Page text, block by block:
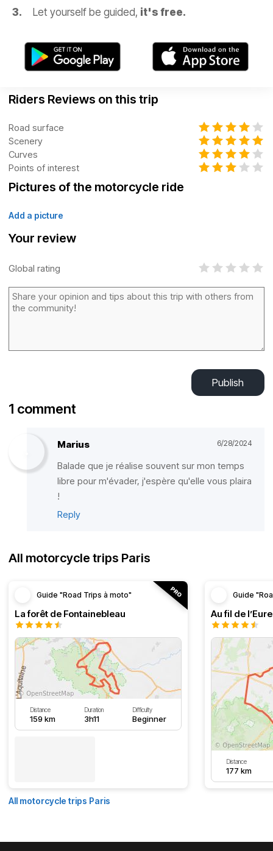
Let yourself be guided, it's free.
Riders Reviews on this trip
Road surface
Scenery
Curves
Points of interest
Pictures of the motorcycle ride
Add a picture
Your review
Global rating
Publish
1 comment
Marius 6/28/2024
Balade que je réalise souvent sur mon temps
libre pour m'évader, j'espère qu'elle vous plaira
!
Reply
All motorcycle trips Paris
Guide "Road Trips à moto"
La forêt de Fontainebleau
Distance
159 km
Duration
3h11
Difficulty
Beginner
Guide
Au fil de l’Eure
Distance
177 km
All motorcycle trips Paris